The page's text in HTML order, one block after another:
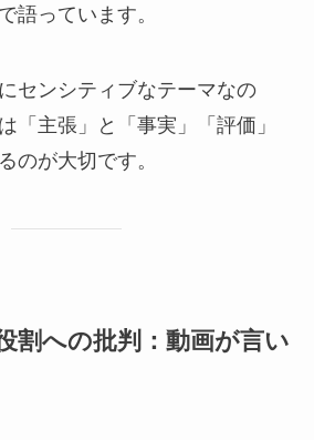
語っています。
センシティブなテーマなの
「主張」と「事実」「評価」
のが大切です。
割への批判：動画が言い